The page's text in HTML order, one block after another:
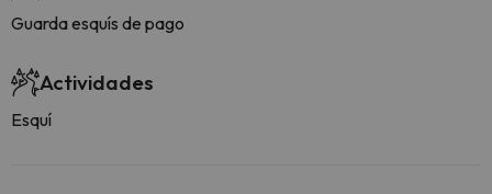
Guarda esquís de pago
Actividades
Esquí